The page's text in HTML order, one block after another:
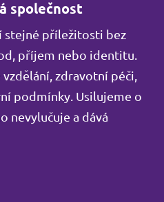
společnost
stejné příležitosti bez
příjem nebo identitu.
zdravotní péči,
podmínky. Usilujeme o
nevylučuje a dává